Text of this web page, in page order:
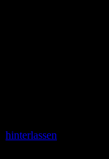
hinterlassen